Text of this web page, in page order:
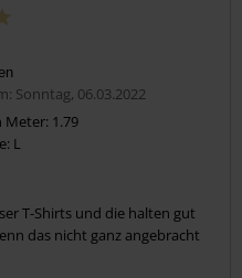
Sonntag, 06.03.2022
1.79
L
T-Shirts und die halten gut
das nicht ganz angebracht